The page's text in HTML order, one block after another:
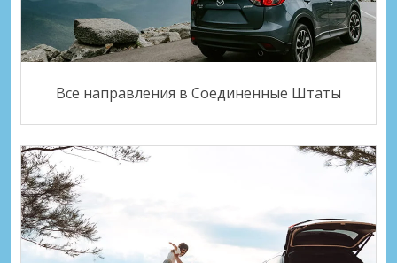
Все направления в Соединенные Штаты